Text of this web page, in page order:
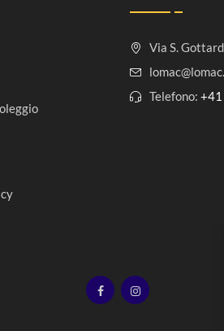
Via S.
Telefono: